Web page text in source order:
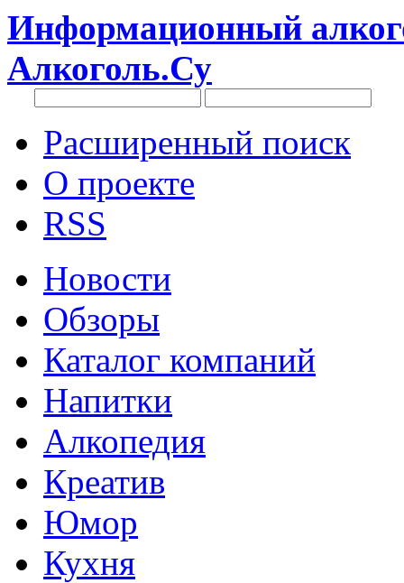
Информационный
Алкоголь.Су
Расширенный поиск
О проекте
RSS
Новости
Обзоры
Каталог компаний
Напитки
Алкопедия
Креатив
Юмор
Кухня